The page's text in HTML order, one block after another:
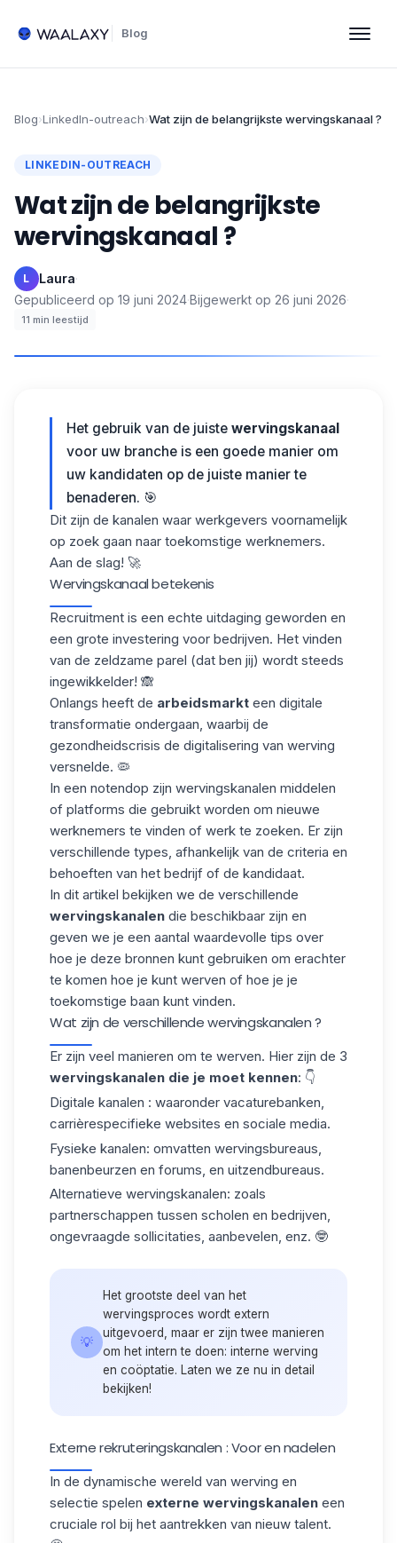
Blog
Blog›LinkedIn-outreach›Wat zijn de belangrijkste wervingskanaal ?
LINKEDIN-OUTREACH
Wat zijn de belangrijkste
wervingskanaal ?
L Laura·
Gepubliceerd op 19 juni 2024·Bijgewerkt op 26 juni 2026·
11 min leestijd
Het gebruik van de juiste wervingskanaal
voor uw branche is een goede manier om
uw kandidaten op de juiste manier te
benaderen. 🎯
Dit zijn de kanalen waar werkgevers voornamelijk
op zoek gaan naar toekomstige werknemers.
Aan de slag! 🚀
Wervingskanaal betekenis
Recruitment is een echte uitdaging geworden en
een grote investering voor bedrijven. Het vinden
van de zeldzame parel (dat ben jij) wordt steeds
ingewikkelder! 🙈
Onlangs heeft de arbeidsmarkt een digitale
transformatie ondergaan, waarbij de
gezondheidscrisis de digitalisering van werving
versnelde. 🦠
In een notendop zijn wervingskanalen middelen
of platforms die gebruikt worden om nieuwe
werknemers te vinden of werk te zoeken. Er zijn
verschillende types, afhankelijk van de criteria en
behoeften van het bedrijf of de kandidaat.
In dit artikel bekijken we de verschillende
wervingskanalen die beschikbaar zijn en
geven we je een aantal waardevolle tips over
hoe je deze bronnen kunt gebruiken om erachter
te komen hoe je kunt werven of hoe je je
toekomstige baan kunt vinden.
Wat zijn de verschillende wervingskanalen ?
Er zijn veel manieren om te werven. Hier zijn de 3
wervingskanalen die je moet kennen: 👇
Digitale kanalen : waaronder vacaturebanken,
carrièrespecifieke websites en sociale media.
Fysieke kanalen: omvatten wervingsbureaus,
banenbeurzen en forums, en uitzendbureaus.
Alternatieve wervingskanalen: zoals
partnerschappen tussen scholen en bedrijven,
ongevraagde sollicitaties, aanbevelen, enz. 🤓
💡
Het grootste deel van het
wervingsproces wordt extern
uitgevoerd, maar er zijn twee manieren
om het intern te doen: interne werving
en coöptatie. Laten we ze nu in detail
bekijken!
Externe rekruteringskanalen : Voor en nadelen
In de dynamische wereld van werving en
selectie spelen externe wervingskanalen een
cruciale rol bij het aantrekken van nieuw talent.